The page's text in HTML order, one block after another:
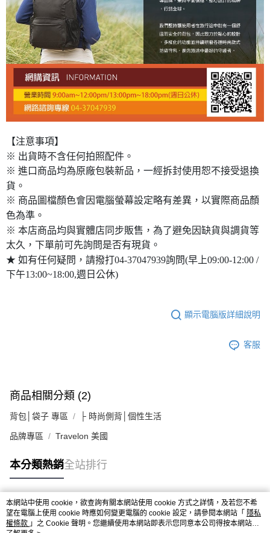
【注意事項】
※ 出貨時不含任何拍照配件。
※ 進口商品均為原廠包裝新品，一經拆封使用恕不接受退換
貨。
※ 商品圖檔顏色會因電腦螢幕設定略有差異，以實際商品顏
色為準。
※ 本店商品均與實體店同步販售，為了避免因缺貨與調貨等
太久，下單前可先詢問是否有現貨。
★ 如有任何疑問，請撥打04-37047939詢問(早上09:00-12:00 /
下午13:00~18:00,週日公休)
顯示電腦版詳細說明
客服
商品相關分類 (2)
背包│袋子 專區 ├ 時尚側背│個性生活
品牌專區 Travelon 美國
本分類熱銷全站排行
熱門標籤
本網站中使用 cookie，欲查詢有關本網站使用 cookie 方式之詳情，及若您不希
望在電腦上使用 cookie 時應如何變更電腦的 cookie 設定，請參閱本網站「 隱私
權條款 」之 Cookie 聲明。您繼續使用本網站即表示您同意本公司得按本網站使